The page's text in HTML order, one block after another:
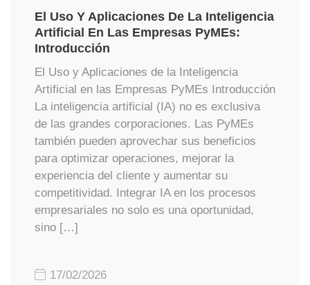
El Uso Y Aplicaciones De La Inteligencia
Artificial En Las Empresas PyMEs:
Introducción
El Uso y Aplicaciones de la Inteligencia
Artificial en las Empresas PyMEs Introducción
La inteligencia artificial (IA) no es exclusiva
de las grandes corporaciones. Las PyMEs
también pueden aprovechar sus beneficios
para optimizar operaciones, mejorar la
experiencia del cliente y aumentar su
competitividad. Integrar IA en los procesos
empresariales no solo es una oportunidad,
sino […]
17/02/2026